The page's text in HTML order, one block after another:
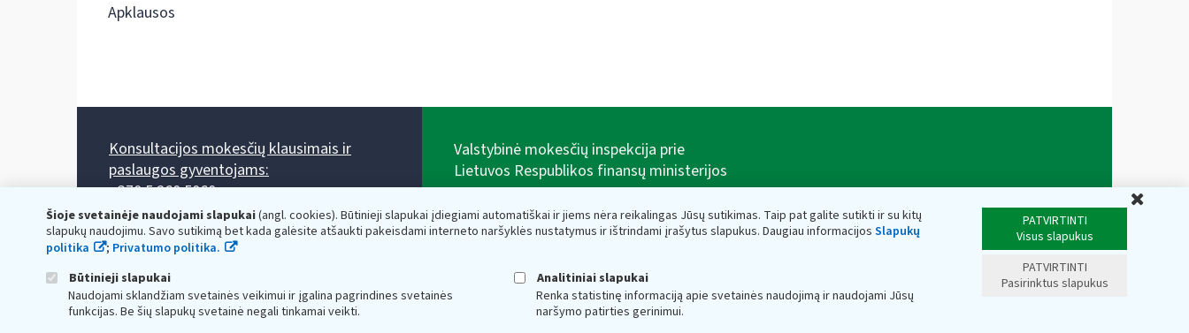
Šioje svetainėje naudojami slapukai(angl. cookies). Būtinieji slapukai įdiegiami automatiškai ir jiems nėra reikalingas Jūsų sutikimas. Taip pat galite sutikti ir su kitų
slapukų naudojimu. Savo sutikimą bet kada galėsite atšaukti pakeisdami interneto naršyklės nustatymus ir ištrindami įrašytus slapukus. Daugiau informacijos Slapukų
politika
; Privatumo politika.
Būtinieji slapukai
Naudojami sklandžiam svetainės veikimui ir įgalina pagrindines svetainės
funkcijas. Be šių slapukų svetainė negali tinkamai veikti.
Analitiniai slapukai
Renka statistinę informaciją apie svetainės naudojimą ir naudojami Jūsų
naršymo patirties gerinimui.
PATVIRTINTI
Visus slapukus
PATVIRTINTI
Pasirinktus slapukus
Apklausos
Konsultacijos mokesčių klausimais ir
paslaugos gyventojams:
+370 5 260 5060
Darbo laikas: I-IV 8.00-17.00, V 8.00-15.45.
Prieššventinę dieną - viena valanda trumpiau.
Kiekvieno mėnesio antrą penktadienį 8.00 val. - 12.00 val.
Valstybinė mokesčių inspekcija prie
Lietuvos Respublikos finansų ministerijos
adresas: Vasario 16-osios g. 14, 01107 Vilnius, Lietuva,
el.paštas:vmi@vmi.lt, E. pristatymo dėžutės adresas
Lietuvos Respublikos finansų ministerijos kaupiami ir
saugomi Juridinių asmenų registre